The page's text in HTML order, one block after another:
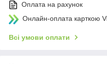
Оплата на рахунок
Онлайн-оплата карткою
Всі умови оплати